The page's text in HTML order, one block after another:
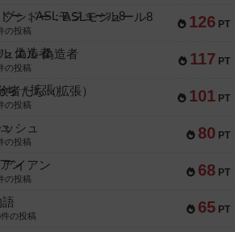
126 PT
シドー：ASLモジュール8
の投稿
117 PT
エル 偽造者
の投稿
101 PT
者たち（拡張）
の投稿
80 PT
シュ
の投稿
68 PT
イアン
の投稿
65 PT
件の投稿